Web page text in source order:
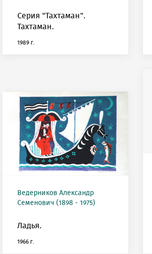
Серия "Тахтаман".
Тахтаман.
1989 г.
Ведерников Александр
Семенович (1898 - 1975)
Ладья.
1966 г.